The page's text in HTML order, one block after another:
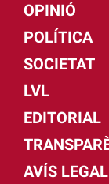
OPINIÓ
POLÍTICA
SOCIETAT
LVL
EDITORIAL
AVÍS